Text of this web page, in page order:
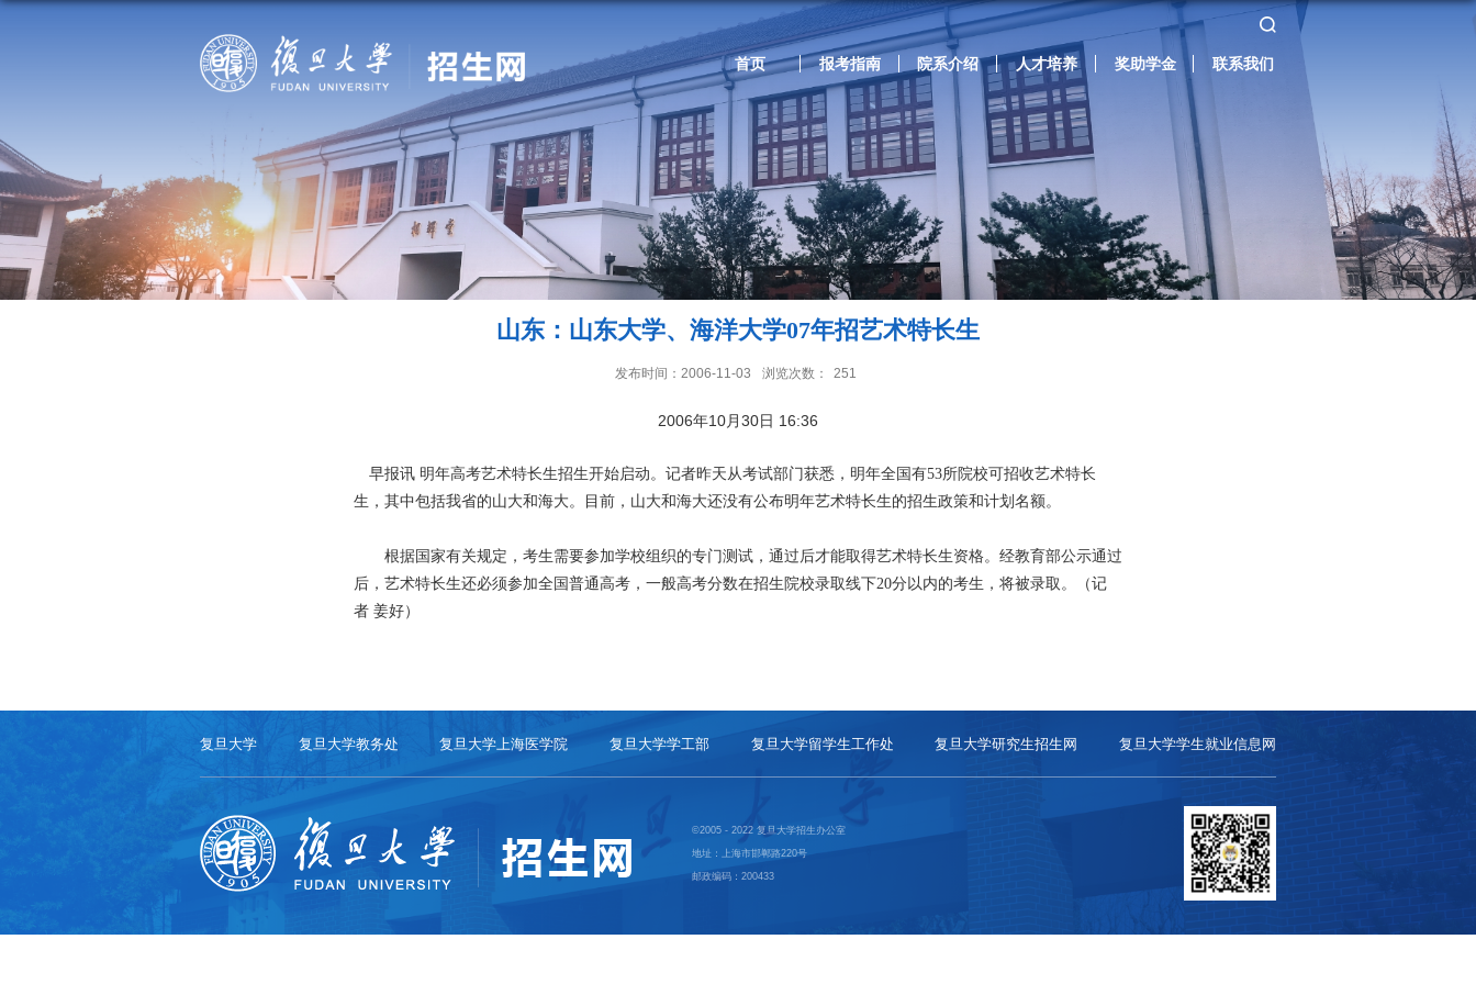
首页 报考指南 院系介绍 人才培养 奖助学金 联系我们
山东：山东大学、海洋大学07年招艺术特长生
发布时间：2006-11-03 浏览次数： 251
2006年10月30日 16:36
早报讯 明年高考艺术特长生招生开始启动。记者昨天从考试部门获悉，明年全国有53所院校可招收艺术特长
生，其中包括我省的山大和海大。目前，山大和海大还没有公布明年艺术特长生的招生政策和计划名额。
根据国家有关规定，考生需要参加学校组织的专门测试，通过后才能取得艺术特长生资格。经教育部公示通过
后，艺术特长生还必须参加全国普通高考，一般高考分数在招生院校录取线下20分以内的考生，将被录取。（记
者 姜好）
复旦大学 复旦大学教务处 复旦大学上海医学院 复旦大学学工部 复旦大学留学生工作处 复旦大学研究生招生网 复旦大学学生就业信息网
©2005 - 2022 复旦大学招生办公室
地址：上海市邯郸路220号
邮政编码：200433